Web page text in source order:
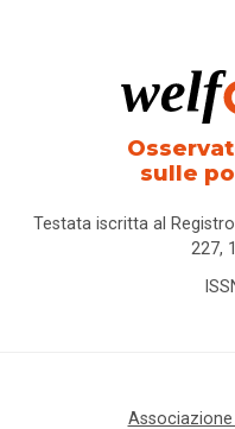
sulle
Testata iscritta al
227,